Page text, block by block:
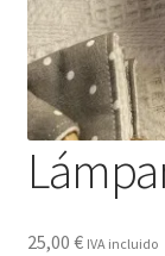
25,00 € IVA incluido